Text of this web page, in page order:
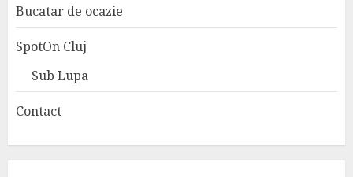
Bucatar de ocazie
SpotOn Cluj
Sub Lupa
Contact